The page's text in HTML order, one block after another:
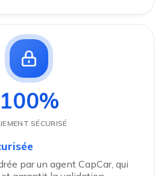
100%
SÉCURISÉ
par un agent CapCar, qui